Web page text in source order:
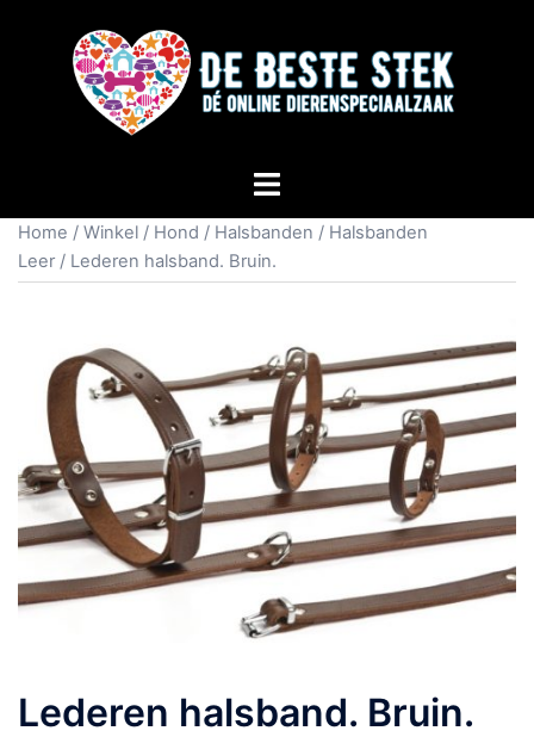
Home / Winkel / Hond / Halsbanden / Halsbanden
Leer / Lederen halsband. Bruin.
Lederen halsband. Bruin.